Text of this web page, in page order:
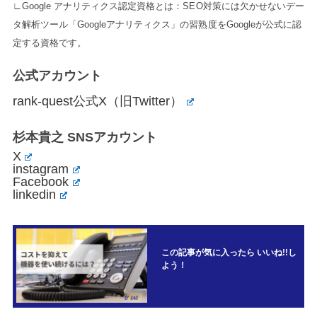
∟Google アナリティクス認定資格とは：SEO対策には欠かせないデー
タ解析ツール「Googleアナリティクス」の習熟度をGoogleが公式に認
定する資格です。
公式アカウント
rank-quest公式X（旧Twitter）
杉本貴之 SNSアカウント
X
instagram
Facebook
linkedin
この記事が気に入ったら いいね!!し
よう！